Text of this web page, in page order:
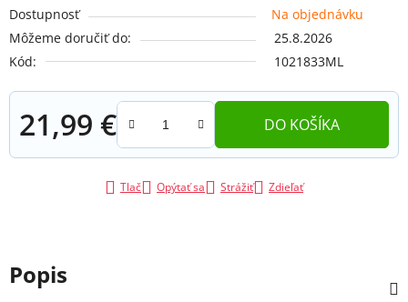
Dostupnosť
Na objednávku
Môžeme doručiť do:
25.8.2026
Kód:
1021833ML
21,99 €
Jednotková cena:
DO KOŠÍKA
Tlač Opýtať sa Strážiť Zdieľať
Popis